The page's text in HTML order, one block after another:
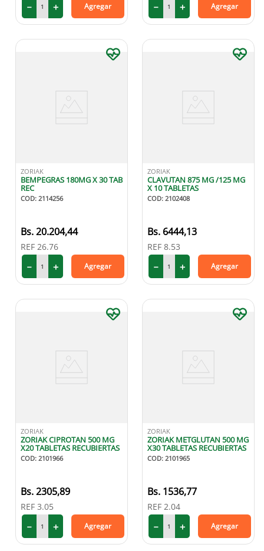
＋
－ Agregar
＋
－ Agregar
ZORIAK
BEMPEGRAS 180MG X 30 TAB
REC
COD: 2114256
20.204,44
REF 26.76
＋
－ Agregar
ZORIAK
CLAVUTAN 875 MG /125 MG
X 10 TABLETAS
COD: 2102408
6444,13
REF 8.53
＋
－ Agregar
ZORIAK
ZORIAK CIPROTAN 500 MG
X20 TABLETAS RECUBIERTAS
COD: 2101966
2305,89
REF 3.05
＋
－ Agregar
ZORIAK
ZORIAK METGLUTAN 500 MG
X30 TABLETAS RECUBIERTAS
COD: 2101965
1536,77
REF 2.04
＋
－ Agregar